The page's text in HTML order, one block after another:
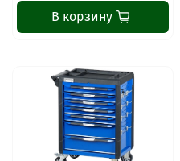
В корзину